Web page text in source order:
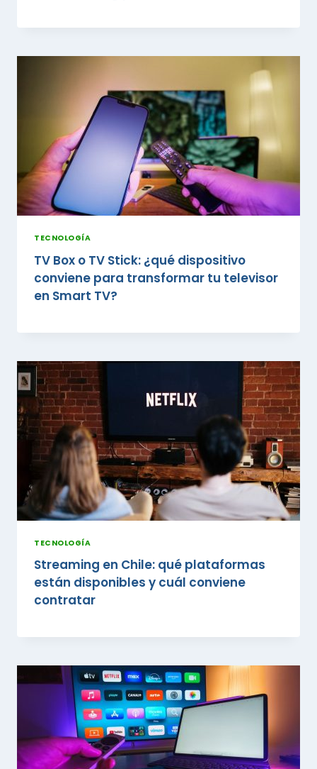
TECNOLOGÍA
TV Box o TV Stick: ¿qué dispositivo
conviene para transformar tu televisor
en Smart TV?
TECNOLOGÍA
Streaming en Chile: qué plataformas
están disponibles y cuál conviene
contratar